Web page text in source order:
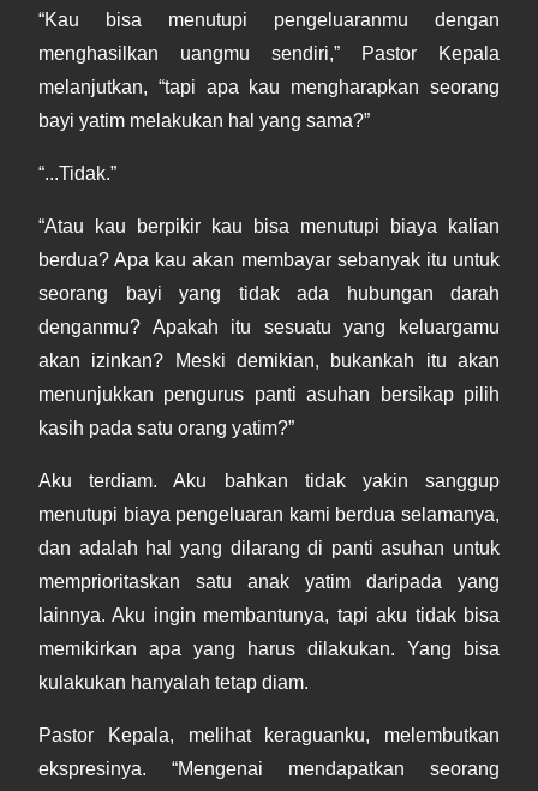
“Kau bisa menutupi pengeluaranmu dengan
menghasilkan uangmu sendiri,” Pastor Kepala
melanjutkan, “tapi apa kau mengharapkan seorang
bayi yatim melakukan hal yang sama?”
“...Tidak.”
“Atau kau berpikir kau bisa menutupi biaya kalian
berdua? Apa kau akan membayar sebanyak itu untuk
seorang bayi yang tidak ada hubungan darah
denganmu? Apakah itu sesuatu yang keluargamu
akan izinkan? Meski demikian, bukankah itu akan
menunjukkan pengurus panti asuhan bersikap pilih
kasih pada satu orang yatim?”
Aku terdiam. Aku bahkan tidak yakin sanggup
menutupi biaya pengeluaran kami berdua selamanya,
dan adalah hal yang dilarang di panti asuhan untuk
memprioritaskan satu anak yatim daripada yang
lainnya. Aku ingin membantunya, tapi aku tidak bisa
memikirkan apa yang harus dilakukan. Yang bisa
kulakukan hanyalah tetap diam.
Pastor Kepala, melihat keraguanku, melembutkan
ekspresinya. “Mengenai mendapatkan seorang